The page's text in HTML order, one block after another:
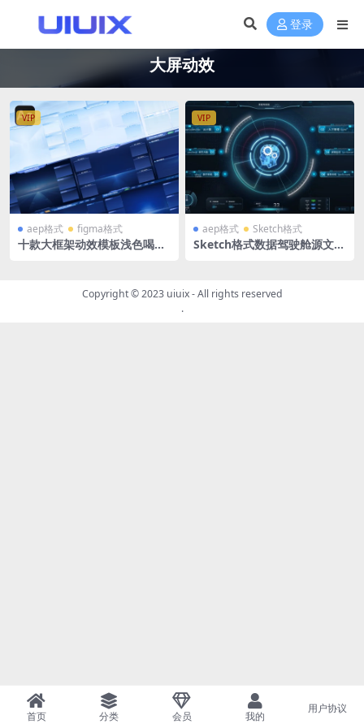
登录
大屏动效
VIP
aep格式 figma格式
十款大框架动效模板浅色喝深
VIP
aep格式 Sketch格式
Sketch格式数据驾驶舱源文件
Copyright © 2023 uiuix- All rights reserved
.
首页 分类 会员 我的
用户协议